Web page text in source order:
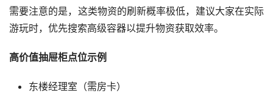
需要注意的是，这类物资的刷新概率极低，建议大家在实际
游玩时，优先搜索高级容器以提升物资获取效率。
高价值抽屉柜点位示例
东楼经理室（需房卡）‌